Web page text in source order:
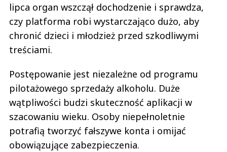
lipca organ wszczął dochodzenie i sprawdza,
czy platforma robi wystarczająco dużo, aby
chronić dzieci i młodzież przed szkodliwymi
treściami.
Postępowanie jest niezależne od programu
pilotażowego sprzedaży alkoholu. Duże
wątpliwości budzi skuteczność aplikacji w
szacowaniu wieku. Osoby niepełnoletnie
potrafią tworzyć fałszywe konta i omijać
obowiązujące zabezpieczenia.